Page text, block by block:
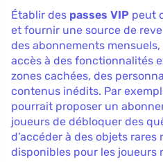
Établir des passes VIP peut
et fournir une source de
des abonnements
accès à des fonctionnalités
zones cachées, des
contenus inédits. Par
pourrait proposer un
joueurs de débloquer des
d’accéder à des objets rares
disponibles pour les joueurs